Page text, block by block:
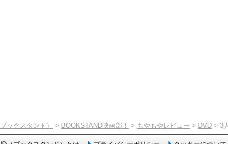
ックスタンド） > BOOKSTAND映画部！ > もやもやレビュー > DVD > 3